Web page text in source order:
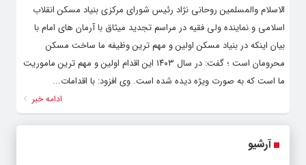
الاسلام والمسلمین روحانی نژاد رئیس شورای مرکزی بنیاد مسکن انقلاب
اسلامی و نماینده ولی فقیه در مراسم تجدید میثاق با آرمان های امام با
بیان اینکه در بنیاد مسکن اولین و مهم ترین وظیفه ما ساخت مسکن
محرومان است ؛ گفت: در سال ۱۴۰۳ این اقدام اولین و مهم ترین ماموریت
ما است که‌ به صورت ویژه دیده شده است. وی افزود: با اقدامات...
ادامه خبر
آرشیو